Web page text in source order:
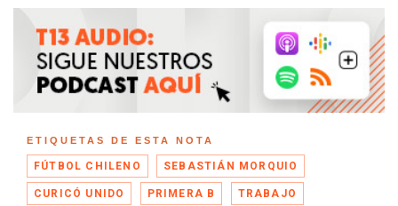
ETIQUETAS DE ESTA NOTA
FÚTBOL CHILENO SEBASTIÁN MORQUIO
CURICÓ UNIDO PRIMERA B TRABAJO